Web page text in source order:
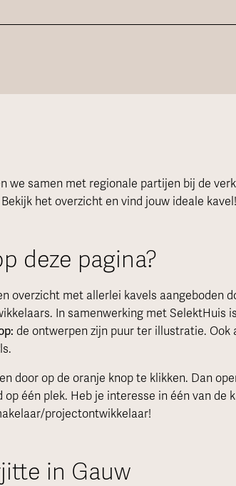
we samen met regionale partijen bij de
het overzicht en vind jouw ideale kavel!
deze pagina?
overzicht met allerlei kavels aangeboden
In samenwerking met SelektHuis
de ontwerpen zijn puur ter illustratie. Ook
door op de oranje knop te klikken. Dan
één plek. Heb je interesse in één van de
projectontwikkelaar!
in Gauw